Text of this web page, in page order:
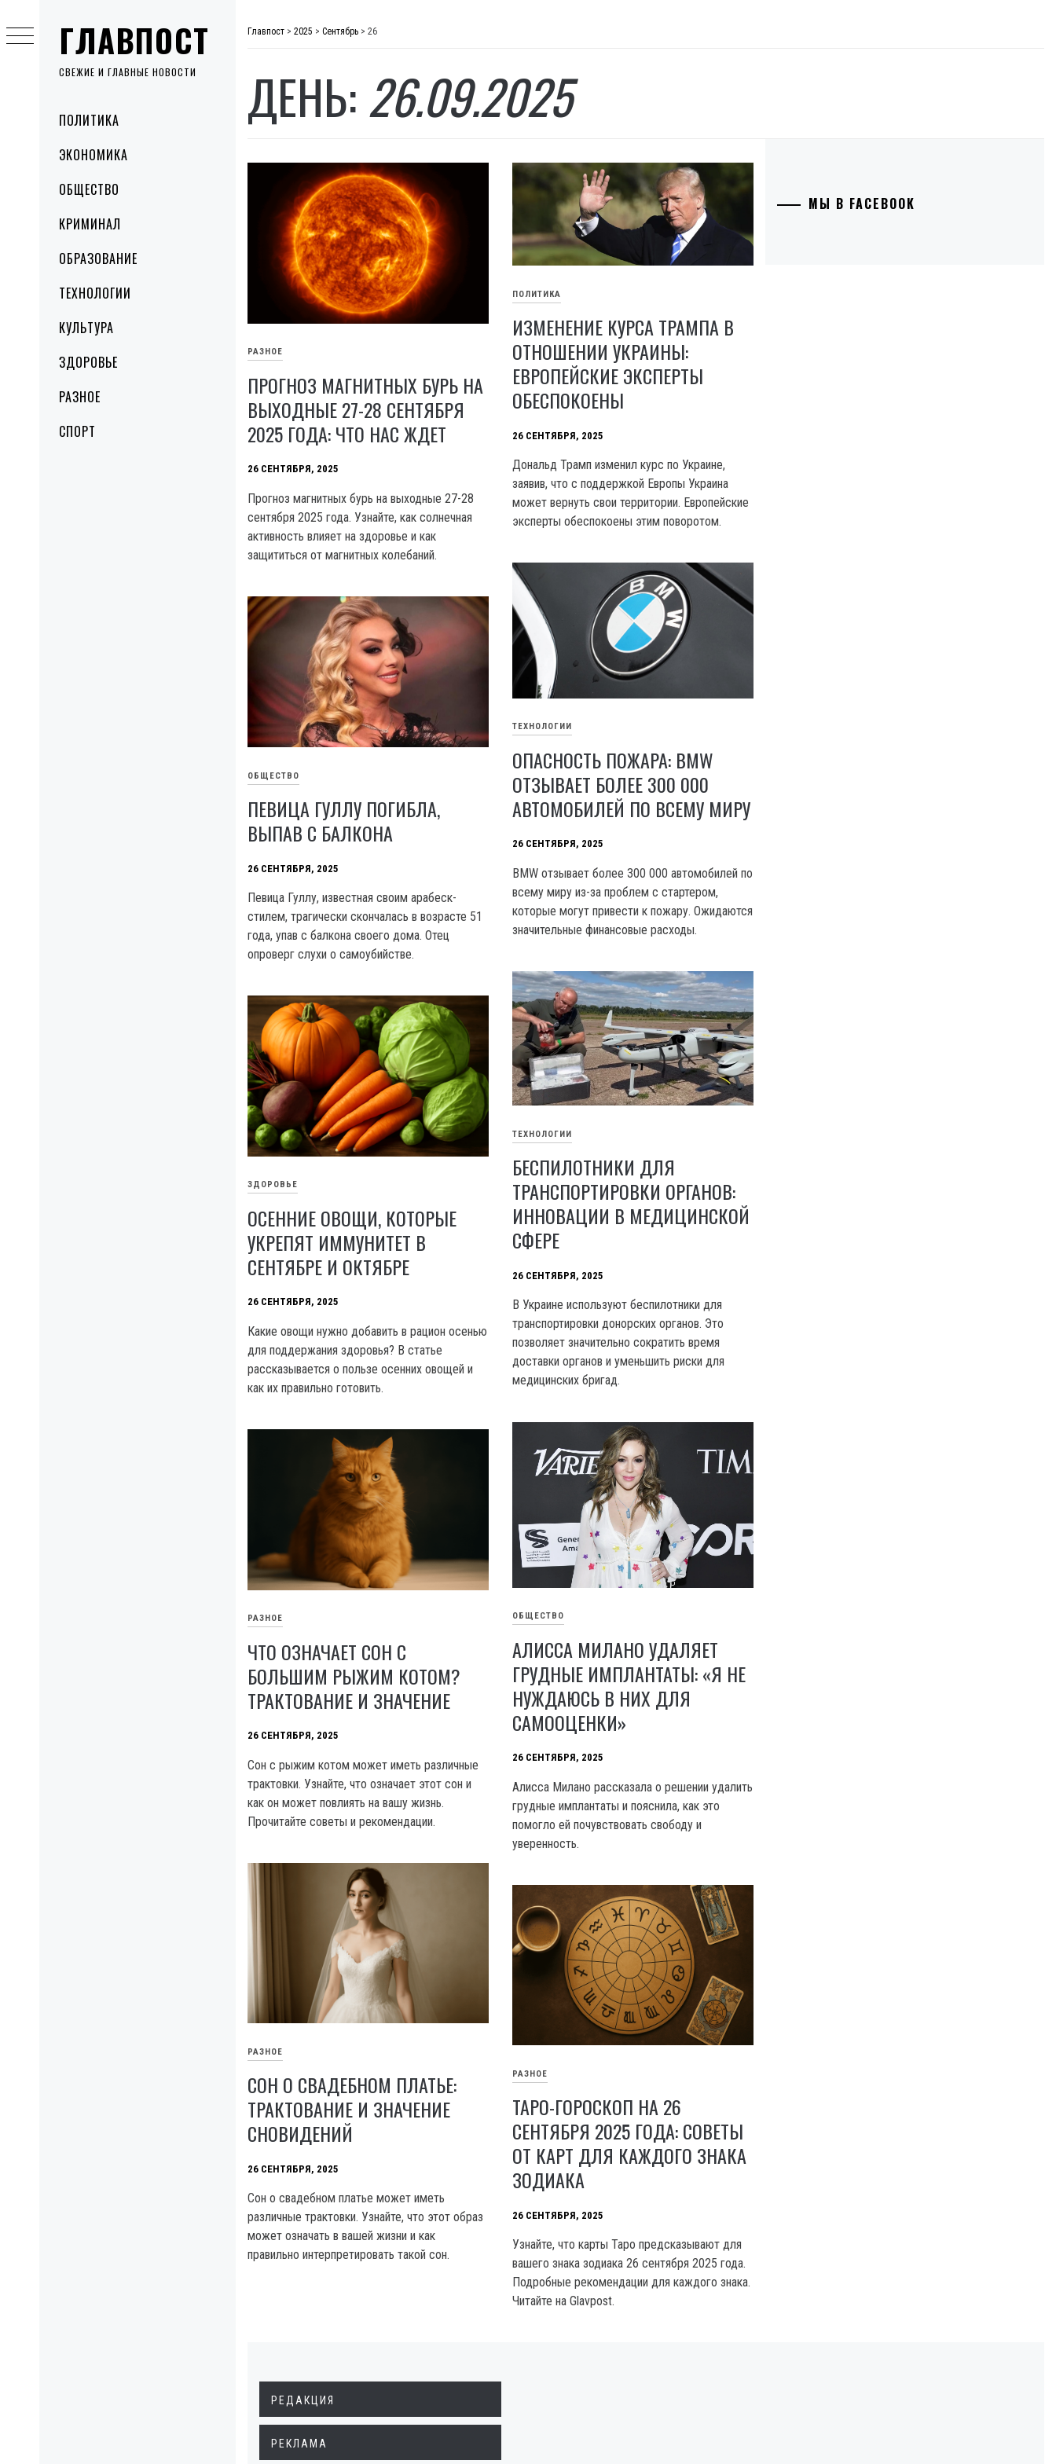
ГЛАВПОСТ
СВЕЖИЕ И ГЛАВНЫЕ НОВОСТИ
MenuПОЛИТИКА
ЭКОНОМИКА
ОБЩЕСТВО
КРИМИНАЛ
ОБРАЗОВАНИЕ
ТЕХНОЛОГИИ
КУЛЬТУРА
ЗДОРОВЬЕ
РАЗНОЕ
СПОРТ
to
content
Главпост > 2025 > Сентябрь > 26
ДЕНЬ:26.09.2025
РАЗНОЕ
ПРОГНОЗ МАГНИТНЫХ БУРЬ НА
ВЫХОДНЫЕ 27-28 СЕНТЯБРЯ
2025 ГОДА: ЧТО НАС ЖДЕТ
26 СЕНТЯБРЯ, 2025
Прогноз магнитных бурь на выходные 27-28
сентября 2025 года. Узнайте, как солнечная
активность влияет на здоровье и как
защититься от магнитных колебаний.
ПОЛИТИКА
ИЗМЕНЕНИЕ КУРСА ТРАМПА В
ОТНОШЕНИИ УКРАИНЫ:
ЕВРОПЕЙСКИЕ ЭКСПЕРТЫ
ОБЕСПОКОЕНЫ
26 СЕНТЯБРЯ, 2025
Дональд Трамп изменил курс по Украине,
заявив, что с поддержкой Европы Украина
может вернуть свои территории. Европейские
эксперты обеспокоены этим поворотом.
ТЕХНОЛОГИИ
ОПАСНОСТЬ ПОЖАРА: BMW
ОТЗЫВАЕТ БОЛЕЕ 300 000
АВТОМОБИЛЕЙ ПО ВСЕМУ МИРУ
26 СЕНТЯБРЯ, 2025
BMW отзывает более 300 000 автомобилей по
всему миру из-за проблем с стартером,
которые могут привести к пожару. Ожидаются
значительные финансовые расходы.
ОБЩЕСТВО
ПЕВИЦА ГУЛЛУ ПОГИБЛА,
ВЫПАВ С БАЛКОНА
26 СЕНТЯБРЯ, 2025
Певица Гуллу, известная своим арабеск-
стилем, трагически скончалась в возрасте 51
года, упав с балкона своего дома. Отец
опроверг слухи о самоубийстве.
ТЕХНОЛОГИИ
БЕСПИЛОТНИКИ ДЛЯ
ТРАНСПОРТИРОВКИ ОРГАНОВ:
ИННОВАЦИИ В МЕДИЦИНСКОЙ
СФЕРЕ
26 СЕНТЯБРЯ, 2025
В Украине используют беспилотники для
транспортировки донорских органов. Это
позволяет значительно сократить время
доставки органов и уменьшить риски для
медицинских бригад.
ЗДОРОВЬЕ
ОСЕННИЕ ОВОЩИ, КОТОРЫЕ
УКРЕПЯТ ИММУНИТЕТ В
СЕНТЯБРЕ И ОКТЯБРЕ
26 СЕНТЯБРЯ, 2025
Какие овощи нужно добавить в рацион осенью
для поддержания здоровья? В статье
рассказывается о пользе осенних овощей и
как их правильно готовить.
ОБЩЕСТВО
АЛИССА МИЛАНО УДАЛЯЕТ
ГРУДНЫЕ ИМПЛАНТАТЫ: «Я НЕ
НУЖДАЮСЬ В НИХ ДЛЯ
САМООЦЕНКИ»
26 СЕНТЯБРЯ, 2025
Алисса Милано рассказала о решении удалить
грудные имплантаты и пояснила, как это
помогло ей почувствовать свободу и
уверенность.
РАЗНОЕ
ЧТО ОЗНАЧАЕТ СОН С
БОЛЬШИМ РЫЖИМ КОТОМ?
ТРАКТОВАНИЕ И ЗНАЧЕНИЕ
26 СЕНТЯБРЯ, 2025
Сон с рыжим котом может иметь различные
трактовки. Узнайте, что означает этот сон и
как он может повлиять на вашу жизнь.
Прочитайте советы и рекомендации.
РАЗНОЕ
СОН О СВАДЕБНОМ ПЛАТЬЕ:
ТРАКТОВАНИЕ И ЗНАЧЕНИЕ
СНОВИДЕНИЙ
26 СЕНТЯБРЯ, 2025
Сон о свадебном платье может иметь
различные трактовки. Узнайте, что этот образ
может означать в вашей жизни и как
правильно интерпретировать такой сон.
РАЗНОЕ
ТАРО-ГОРОСКОП НА 26
СЕНТЯБРЯ 2025 ГОДА: СОВЕТЫ
ОТ КАРТ ДЛЯ КАЖДОГО ЗНАКА
ЗОДИАКА
26 СЕНТЯБРЯ, 2025
Узнайте, что карты Таро предсказывают для
вашего знака зодиака 26 сентября 2025 года.
Подробные рекомендации для каждого знака.
Читайте на Glavpost.
МЫ В FACEBOOK
РЕДАКЦИЯ
РЕКЛАМА